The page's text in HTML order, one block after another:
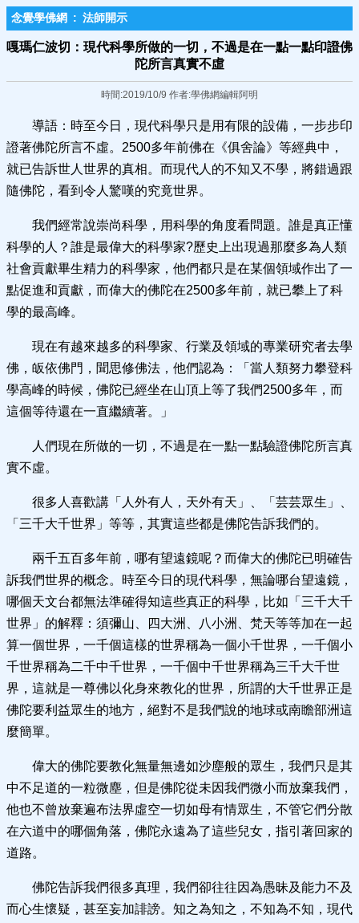
念覺學佛網 : 法師開示
嘎瑪仁波切：現代科學所做的一切，不過是在一點一點印證佛
陀所言真實不虛
時間:2019/10/9 作者:學佛網編輯阿明
導語：時至今日，現代科學只是用有限的設備，一步步印
證著佛陀所言不虛。2500多年前佛在《俱舍論》等經典中，
就已告訴世人世界的真相。而現代人的不知又不學，將錯過跟
隨佛陀，看到令人驚嘆的究竟世界。
我們經常說崇尚科學，用科學的角度看問題。誰是真正懂
科學的人？誰是最偉大的科學家?歷史上出現過那麼多為人類
社會貢獻畢生精力的科學家，他們都只是在某個領域作出了一
點促進和貢獻，而偉大的佛陀在2500多年前，就已攀上了科
學的最高峰。
現在有越來越多的科學家、行業及領域的專業研究者去學
佛，皈依佛門，聞思修佛法，他們認為：「當人類努力攀登科
學高峰的時候，佛陀已經坐在山頂上等了我們2500多年，而
這個等待還在一直繼續著。」
人們現在所做的一切，不過是在一點一點驗證佛陀所言真
實不虛。
很多人喜歡講「人外有人，天外有天」、「芸芸眾生」、
「三千大千世界」等等，其實這些都是佛陀告訴我們的。
兩千五百多年前，哪有望遠鏡呢？而偉大的佛陀已明確告
訴我們世界的概念。時至今日的現代科學，無論哪台望遠鏡，
哪個天文台都無法準確得知這些真正的科學，比如「三千大千
世界」的解釋：須彌山、四大洲、八小洲、梵天等等加在一起
算一個世界，一千個這樣的世界稱為一個小千世界，一千個小
千世界稱為二千中千世界，一千個中千世界稱為三千大千世
界，這就是一尊佛以化身來教化的世界，所謂的大千世界正是
佛陀要利益眾生的地方，絕對不是我們說的地球或南瞻部洲這
麼簡單。
偉大的佛陀要教化無量無邊如沙塵般的眾生，我們只是其
中不足道的一粒微塵，但是佛陀從未因我們微小而放棄我們，
他也不曾放棄遍布法界虛空一切如母有情眾生，不管它們分散
在六道中的哪個角落，佛陀永遠為了這些兒女，指引著回家的
道路。
佛陀告訴我們很多真理，我們卻往往因為愚昧及能力不及
而心生懷疑，甚至妄加誹謗。知之為知之，不知為不知，現代